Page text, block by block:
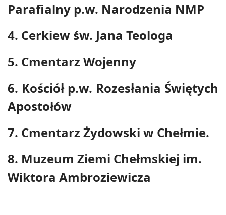
Parafialny p.w. Narodzenia NMP
4. Cerkiew św. Jana Teologa
5. Cmentarz Wojenny
6. Kościół p.w. Rozesłania Świętych
Apostołów
7. Cmentarz Żydowski w Chełmie.
8. Muzeum Ziemi Chełmskiej im.
Wiktora Ambroziewicza